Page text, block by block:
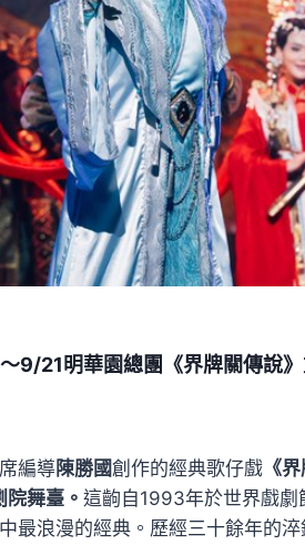
9/21明華園總團《界牌關傳說
編導 陳勝國創作的經典歌仔戲 《
舞臺。 這齣自1993年於世界戲劇
最浪漫的經典。歷經三十餘年的淬